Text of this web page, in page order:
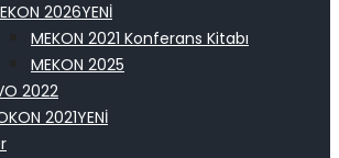
2026
MEKON 2021 Konferans Kitabı
MEKON 2025
2022
2021